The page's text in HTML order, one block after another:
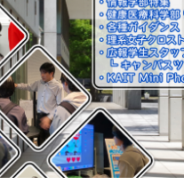
と紹介！
て